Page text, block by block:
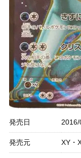
発売日
発売元 XY・